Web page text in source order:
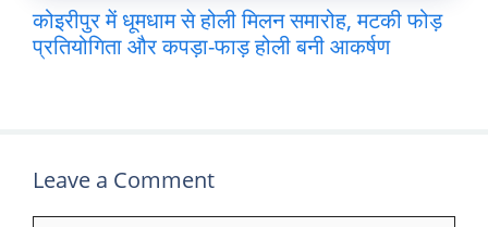
कोइरीपुर में धूमधाम से होली मिलन समारोह, मटकी फोड़
प्रतियोगिता और कपड़ा-फाड़ होली बनी आकर्षण
Leave a Comment